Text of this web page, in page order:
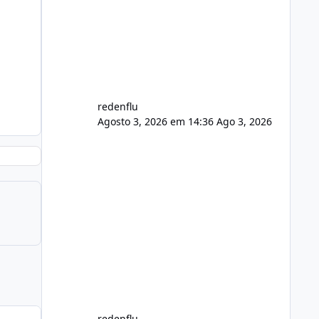
redenflu
Agosto 3, 2026 em 14:36 Ago 3, 2026